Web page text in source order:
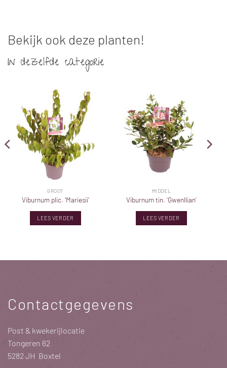
Bekijk ook deze planten!
In dezelfde categorie
GROOT
Viburnum plic. ‘Mariesii’
LEES VERDER
MIDDEL
Viburnum tin. ‘Gwenllian’
LEES VERDER
Contactgegevens
Post & kwekerijlocatie
Tongeren 62
5282 JH Boxtel